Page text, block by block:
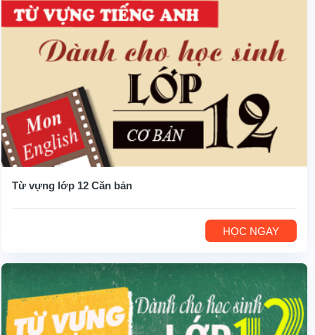
Từ vựng lớp 12 Căn bản
HỌC NGAY